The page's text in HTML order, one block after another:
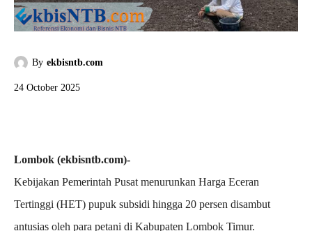
By ekbisntb.com
24 October 2025
Lombok (ekbisntb.com)-
Kebijakan Pemerintah Pusat menurunkan Harga Eceran
Tertinggi (HET) pupuk subsidi hingga 20 persen disambut
antusias oleh para petani di Kabupaten Lombok Timur.